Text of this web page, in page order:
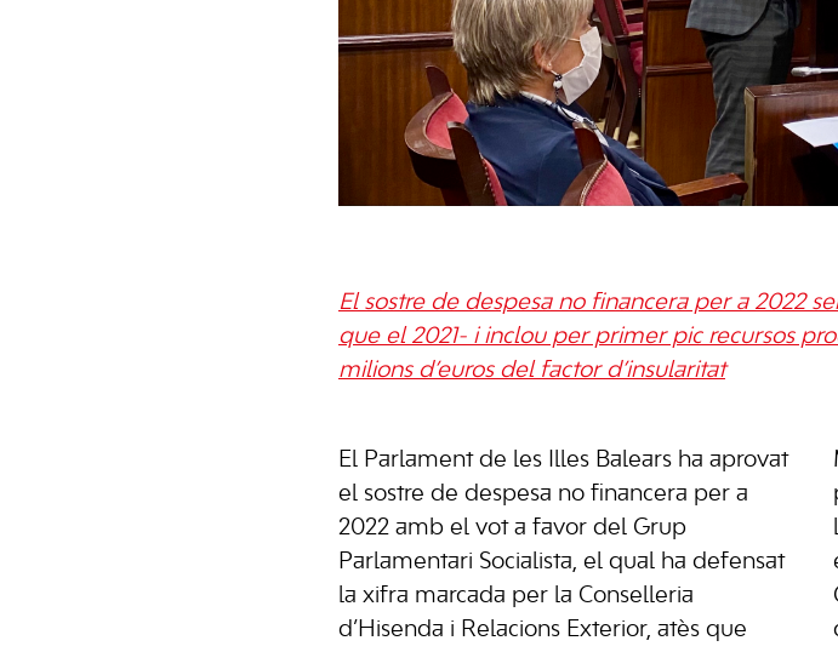
El sostre de despesa no financera per a 2022
que el 2021- i inclou per primer pic recursos
milions d’euros del factor d’insularitat
El Parlament de les Illes Balears ha aprovat
el sostre de despesa no financera per a
2022 amb el vot a favor del Grup
Parlamentari Socialista, el qual ha defensat
la xifra marcada per la Conselleria
d’Hisenda i Relacions Exterior, atès que